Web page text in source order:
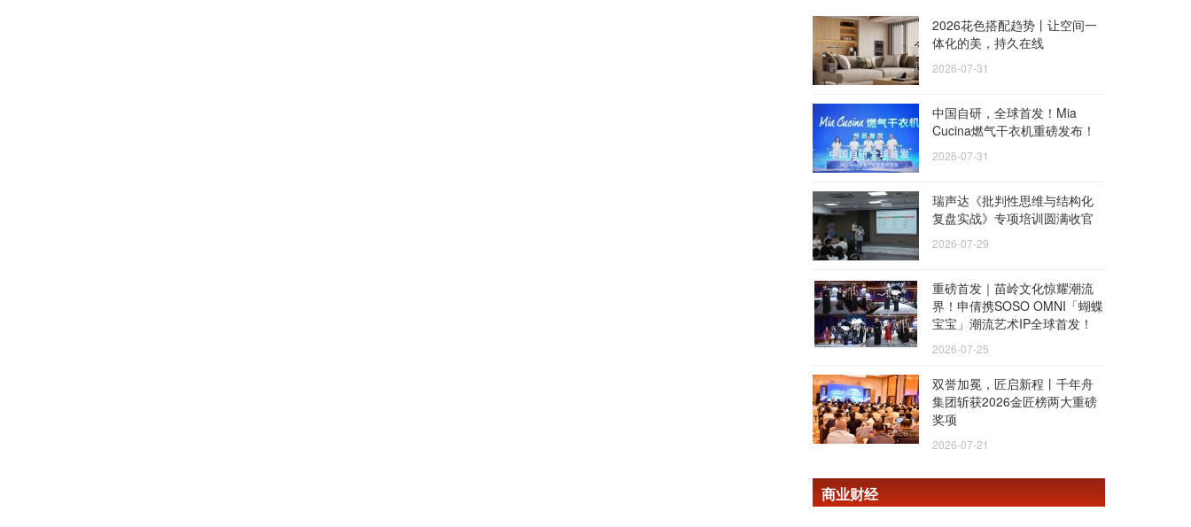
2026花色搭配趋势丨让空间一
体化的美，持久在线
2026-07-31
中国自研，全球首发！Mia
Cucina燃气干衣机重磅发布！
2026-07-31
瑞声达《批判性思维与结构化
复盘实战》专项培训圆满收官
2026-07-29
重磅首发｜苗岭文化惊耀潮流
界！申倩携SOSO OMNI「蝴蝶
宝宝」潮流艺术IP全球首发！
2026-07-25
双誉加冕，匠启新程丨千年舟
集团斩获2026金匠榜两大重磅
奖项
2026-07-21
商业财经